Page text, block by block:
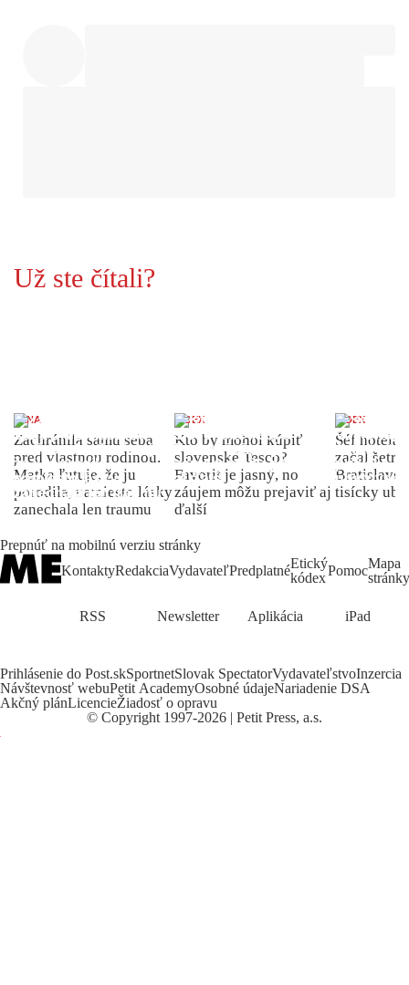
Už ste čítali?
ŽENA
Zachránila samu seba
pred vlastnou rodinou.
Matka ľutuje, že ju
porodila, namiesto lásky
zanechala len traumu
INDEX
Kto by mohol kúpiť
slovenské Tesco?
Favorit je jasný, no
záujem môžu prejaviť aj
ďalší
INDEX
Šéf
začal
Bratislave
tisícky
Prepnúť na mobilnú verziu stránky
KontaktyRedakciaVydavateľPredplatnéEtický
kódexPomocMapa
stránky
RSS Newsletter Aplikácia iPad
Prihlásenie do Post.skSportnetSlovak SpectatorVydavateľstvoInzercia
Návštevnosť webuPetit AcademyOsobné údajeNariadenie DSA
Akčný plánLicencieŽiadosť o opravu
© Copyright 1997-2026 | Petit Press, a.s.